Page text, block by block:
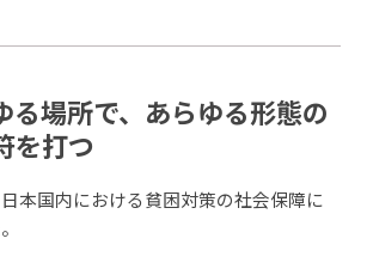
る場所で、あらゆる形態の
を打つ
本国内における貧困対策の社会保障に